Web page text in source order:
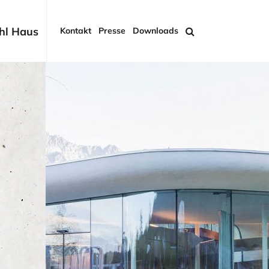
Haus Kontakt Presse Downloads